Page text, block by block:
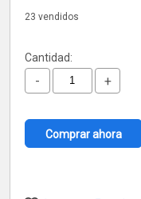
23 vendidos
Cantidad:
- +
Comprar ahora